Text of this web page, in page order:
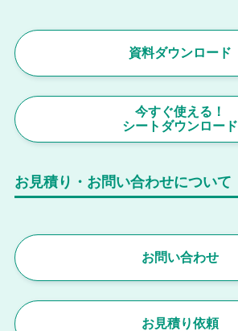
資料ダウンロード
今すぐ使える！
シートダウンロード
お見積り・お問い合わせについて
お問い合わせ
お見積り依頼